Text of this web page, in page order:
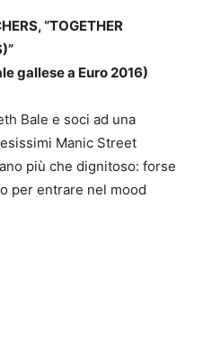
“TOGETHER
gallese a Euro 2016)
Bale e soci ad una
Manic Street
più che dignitoso: forse
per entrare nel mood